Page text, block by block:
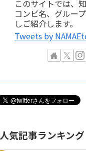
このサイトでは、
コンビ名、グルー
しご紹介します。
Tweets by
人気記事ランキング